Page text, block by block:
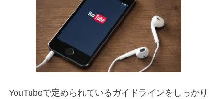
YouTubeで定められているガイドラインをしっかり